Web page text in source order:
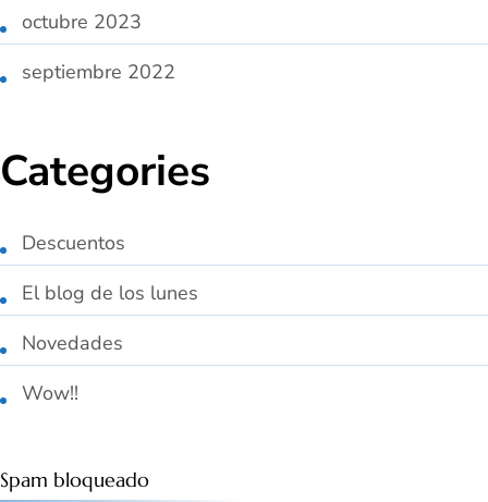
octubre 2023
septiembre 2022
Categories
Descuentos
El blog de los lunes
Novedades
Wow!!
Spam bloqueado